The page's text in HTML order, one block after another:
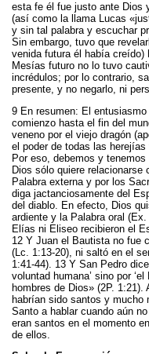
esta fe él fue justo ante Dios
(así como la llama Lucas
y sin tal palabra y escuchar
Sin embargo, tuvo que
venida futura él había creído)
Mesías futuro no lo tuvo
incrédulos; por lo contrario,
presente, y no negarlo, ni
9 En resumen: El
comienzo hasta el fin del
veneno por el viejo dragón
el poder de todas las
Por eso, debemos y
Dios sólo quiere
Palabra externa y por los
diga jactanciosamente del
del diablo. En efecto, Dios
ardiente y la Palabra oral
Elías ni Eliseo recibieron el
12 Y Juan el Bautista no fue
(Lc. 1:13-20), ni saltó en el
1:41-44). 13 Y San Pedro
voluntad humana’ sino por
hombres de Dios» (2P.
habrían sido santos y mucho
Santo a hablar cuando aún
eran santos en el momento
de ellos.